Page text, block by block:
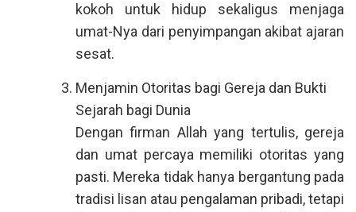
kokoh untuk hidup sekaligus menjaga
umat-Nya dari penyimpangan akibat ajaran
sesat.
Menjamin Otoritas bagi Gereja dan Bukti
Sejarah bagi Dunia
Dengan firman Allah yang tertulis, gereja
dan umat percaya memiliki otoritas yang
pasti. Mereka tidak hanya bergantung pada
tradisi lisan atau pengalaman pribadi, tetapi